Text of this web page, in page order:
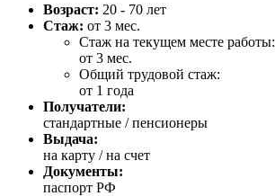
Возраст: 20 - 70 лет
Стаж: от 3 мес.
Стаж на текущем месте работы:
от 3 мес.
Общий трудовой стаж:
от 1 года
Получатели:
стандартные / пенсионеры
Выдача:
на карту / на счет
Документы:
паспорт РФ